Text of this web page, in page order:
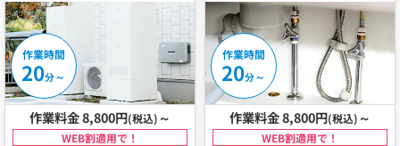
作業時間
20分～
作業料金 8,800円(税込) ～
WEB割適用で！
作業時間
20分～
作業料金 8,800円(税込) ～
WEB割適用で！